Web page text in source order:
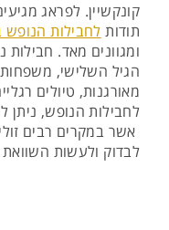
קונקשיין. לפראג
תודות לחבילות הנופש
ומגוונים מאד.
הגיל השלישי,
מאורגנות, טיולים
לחבילות הנופש, ניתן
אשר במקרים רבים
לבדוק ולעשות